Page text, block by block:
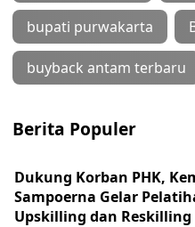
bupati purwakarta
buyback antam terbaru
Berita Populer
Dukung Korban PHK,
Sampoerna Gelar
Upskilling dan Reskilling